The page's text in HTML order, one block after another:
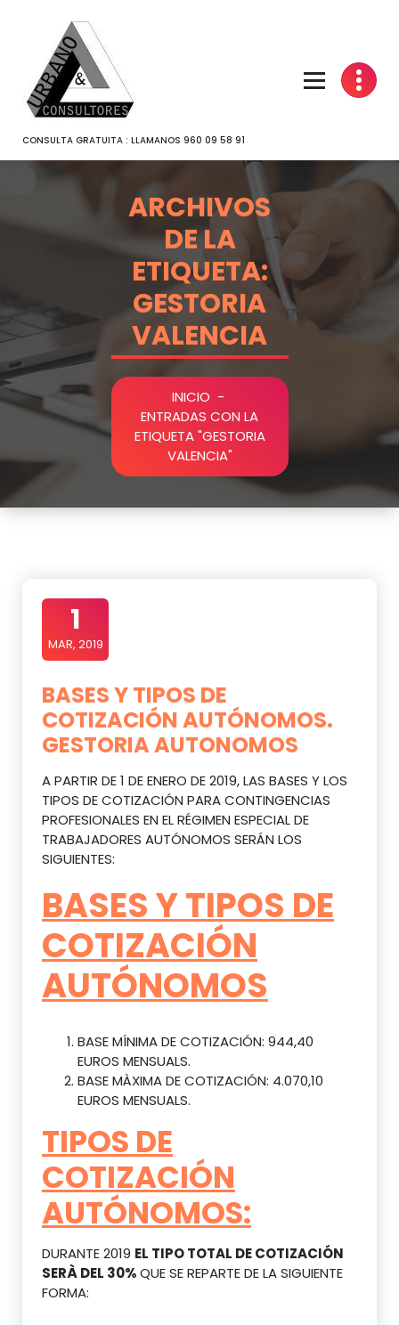
CONTENIDO
CONSULTA GRATUITA : LLAMANOS 960 09 58 91
ARCHIVOS
DE LA
ETIQUETA:
GESTORIA
VALENCIA
INICIO -
ENTRADAS CON LA
ETIQUETA "GESTORIA
VALENCIA"
1
MAR, 2019
BASES Y TIPOS DE
COTIZACIÓN AUTÓNOMOS.
GESTORIA AUTONOMOS
A PARTIR DE 1 DE ENERO DE 2019, LAS BASES Y LOS
TIPOS DE COTIZACIÓN PARA CONTINGENCIAS
PROFESIONALES EN EL RÉGIMEN ESPECIAL DE
TRABAJADORES AUTÓNOMOS SERÁN LOS
SIGUIENTES:
BASES Y TIPOS DE
COTIZACIÓN
AUTÓNOMOS
BASE MÍNIMA DE COTIZACIÓN: 944,40
EUROS MENSUALS.
BASE MÀXIMA DE COTIZACIÓN: 4.070,10
EUROS MENSUALS.
TIPOS DE
COTIZACIÓN
AUTÓNOMOS:
DURANTE 2019 EL TIPO TOTAL DE COTIZACIÓN
SERÀ DEL 30%QUE SE REPARTE DE LA SIGUIENTE
FORMA: